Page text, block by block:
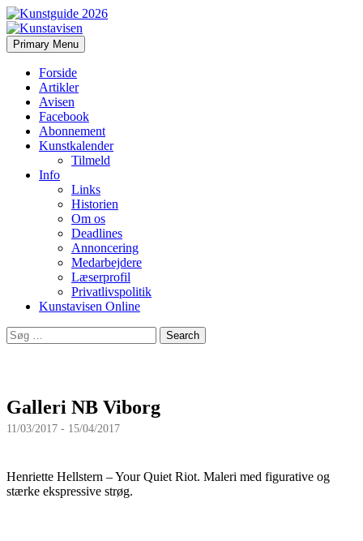
Kunstavisen
Search
Primary Menu Skip
to
Forside
Artikler
Avisen
Facebook
Abonnement
Kunstkalender
Tilmeld
Info
Links
Historien
Om os
Deadlines
Annoncering
Medarbejdere
Læserprofil
Privatlivspolitik
Kunstavisen Online
Search
for:
Galleri NB Viborg
11/03/2017 - 15/04/2017
Henriette Hellstern – Your Quiet Riot. Maleri med figurative og
stærke ekspressive strøg.